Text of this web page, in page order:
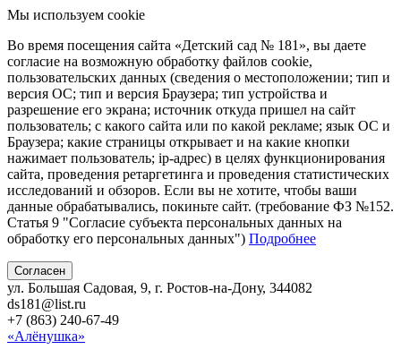
Мы используем cookie
Во время посещения сайта «Детский сад № 181», вы даете
согласие на возможную обработку файлов cookie,
пользовательских данных (сведения о местоположении; тип и
версия ОС; тип и версия Браузера; тип устройства и
разрешение его экрана; источник откуда пришел на сайт
пользователь; с какого сайта или по какой рекламе; язык ОС и
Браузера; какие страницы открывает и на какие кнопки
нажимает пользователь; ip-адрес) в целях функционирования
сайта, проведения ретаргетинга и проведения статистических
исследований и обзоров. Если вы не хотите, чтобы ваши
данные обрабатывались, покиньте сайт. (требование ФЗ №152.
Статья 9 "Согласие субъекта персональных данных на
обработку его персональных данных") Подробнее
Согласен
ул. Большая Садовая, 9, г. Ростов-на-Дону, 344082
ds181@list.ru
+7 (863) 240-67-49
«Алёнушка»